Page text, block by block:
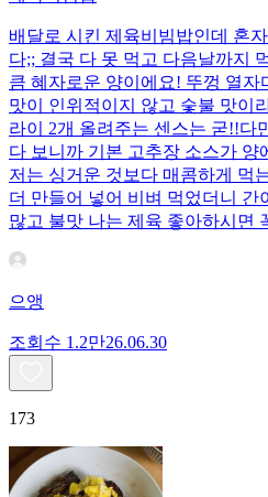
배달로 시킨 제육비빔밥인데 혼
다;; 결국 다 못 먹고 다음날까지
큼 혜자로운 양이에요! 뚜껑 열자
맛이 인위적이지 않고 숯불 맛이
라이 2개 올려주는 센스는 굳!! ​다
다 보니까 기본 고추장 소스가 양
저는 싱거운 것보다 매콤하게 먹
더 만들어 넣어 비벼 먹었더니
많고 불맛 나는 제육 좋아하시면
으앵
조회수 1.2만26.06.30
173